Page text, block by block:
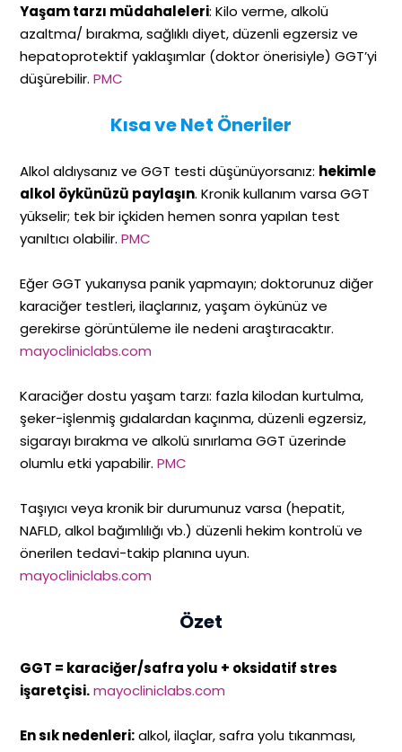
Yaşam tarzı müdahaleleri: Kilo verme, alkolü
azaltma/ bırakma, sağlıklı diyet, düzenli egzersiz ve
hepatoprotektif yaklaşımlar (doktor önerisiyle) GGT’yi
düşürebilir.PMC
Kısa ve Net Öneriler
Alkol aldıysanız ve GGT testi düşünüyorsanız: hekimle
alkol öykünüzü paylaşın. Kronik kullanım varsa GGT
yükselir; tek bir içkiden hemen sonra yapılan test
yanıltıcı olabilir.PMC
Eğer GGT yukarıysa panik yapmayın; doktorunuz diğer
karaciğer testleri, ilaçlarınız, yaşam öykünüz ve
gerekirse görüntüleme ile nedeni araştıracaktır.
mayocliniclabs.com
Karaciğer dostu yaşam tarzı: fazla kilodan kurtulma,
şeker-işlenmiş gıdalardan kaçınma, düzenli egzersiz,
sigarayı bırakma ve alkolü sınırlama GGT üzerinde
olumlu etki yapabilir.PMC
Taşıyıcı veya kronik bir durumunuz varsa (hepatit,
NAFLD, alkol bağımlılığı vb.) düzenli hekim kontrolü ve
önerilen tedavi-takip planına uyun.
mayocliniclabs.com
Özet
GGT = karaciğer/safra yolu + oksidatif stres
işaretçisi. mayocliniclabs.com
En sık nedenleri:alkol, ilaçlar, safra yolu tıkanması,